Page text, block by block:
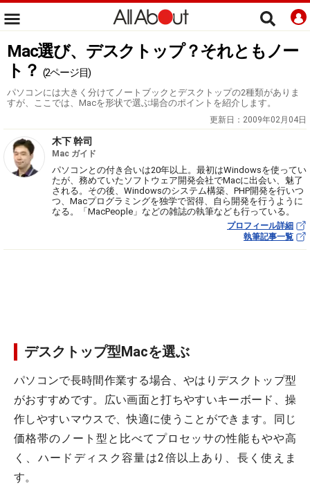
Mac選び、デスクトップ？それともノー
ト？ (2ページ目)
パソコンには大きく分けてノートブックとデスクトップの2種類がありま
すが、ここでは、Macを形状で選ぶ場合のポイントを紹介します。
更新日： 2009年02月04日
木下 幹司
Mac ガイド
パソコンとの付き合いは20年以上。最初はWindowsを使ってい
たが、務めていたソフトウェア開発会社でMacに出会い、魅了
される。その後、Windowsのシステム構築、PHP開発を行いつ
つ、Macプログラミングを独学で習得、自ら開発を行うように
なる。「MacPeople」などの雑誌の執筆なども行っている。
プロフィール詳細
執筆記事一覧
デスクトップ型Macを選ぶ
パソコンで長時間作業する場合、やはりデスクトップ型
がおすすめです。広い画面と打ちやすいキーボード、操
作しやすいマウスで、快適に使うことができます。同じ
価格帯のノート型と比べてプロセッサの性能もやや高
く、ハードディスク容量は2倍以上あり、長く使えま
す。